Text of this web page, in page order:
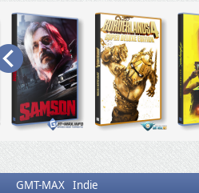
GMT-MAX Indie